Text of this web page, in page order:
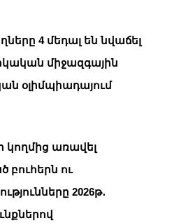
4 մեդալ են նվաճել
միջազգային
օլիմպիադայում
կողմից առավել
բուհերն ու
2026թ․